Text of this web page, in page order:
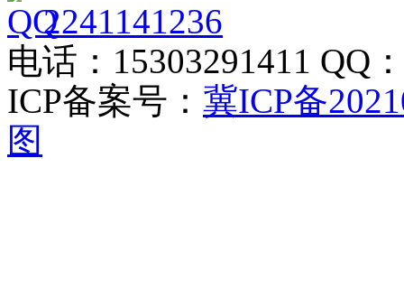
2241141236
电话：15303291411 QQ
ICP备案号： 冀ICP备
图